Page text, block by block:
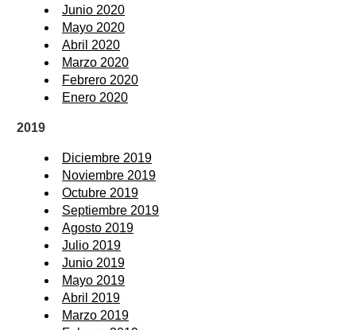
Junio 2020
Mayo 2020
Abril 2020
Marzo 2020
Febrero 2020
Enero 2020
2019
Diciembre 2019
Noviembre 2019
Octubre 2019
Septiembre 2019
Agosto 2019
Julio 2019
Junio 2019
Mayo 2019
Abril 2019
Marzo 2019